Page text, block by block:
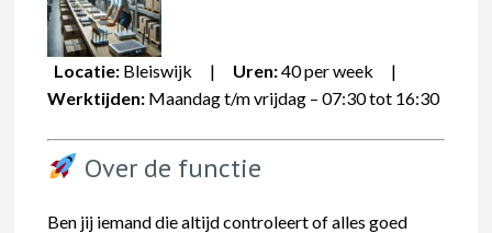
Locatie: Bleiswijk | Uren:40 per week |
Werktijden: Maandag t/m vrijdag – 07:30 tot 16:30
Over de functie
Ben jij iemand die altijd controleert of alles goed